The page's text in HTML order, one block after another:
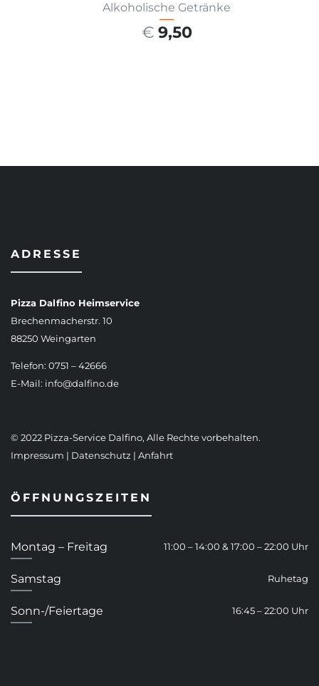
Alkoholische Getränke
€ 9,50
ADRESSE
Pizza Dalfino Heimservice
Brechenmacherstr. 10
88250 Weingarten
Telefon: 0751 – 42666
E-Mail: info@dalfino.de
© 2022 Pizza-Service Dalfino, Alle Rechte vorbehalten.
Impressum | Datenschutz | Anfahrt
ÖFFNUNGSZEITEN
Montag – Freitag 11:00 – 14:00 & 17:00 – 22:00 Uhr
Samstag Ruhetag
Sonn-/Feiertage 16:45 – 22:00 Uhr